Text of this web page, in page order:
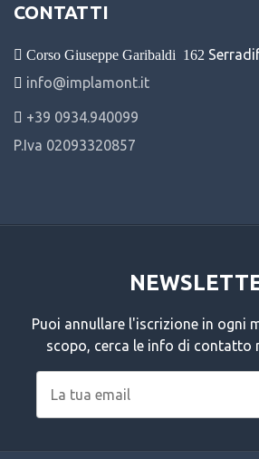
CONTATTI
Corso Giuseppe Garibaldi 162
info@implamont.it
+39 0934.940099
P.Iva 02093320857
Puoi annullare l'iscrizione in ogni
scopo, cerca le info di contatto